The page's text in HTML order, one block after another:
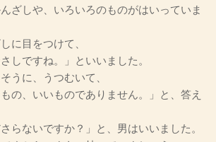
ざしや、いろいろのものがはいっていま
に目をつけて、
しですね。」といいました。
うに、うつむいて、
の、いいものでありません。」と、答え
らないですか？」と、男はいいました。